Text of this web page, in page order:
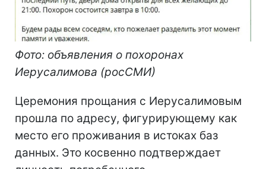
Фото: объявления о похоронах
Иерусалимова (росСМИ)
Церемония прощания с Иерусалимовым
прошла по адресу, фигурирующему как
место его проживания в истоках баз
данных. Это косвенно подтверждает